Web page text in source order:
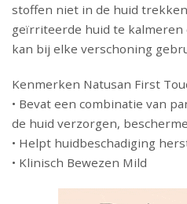
stoffen niet in de huid
geïrriteerde huid te kalmeren
kan bij elke verschoning
Kenmerken Natusan First
• Bevat een combinatie van
de huid verzorgen,
• Helpt huidbeschadiging
• Klinisch Bewezen Mild